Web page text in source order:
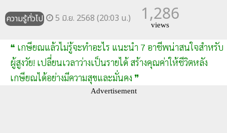
ความรู้ทั่วไป 5 มิ.ย. 2568 (20:03 น.) 1,286
views
❝ เกษียณแล้วไม่รู้จะทำอะไร แนะนำ 7 อาชีพน่าสนใจสำหรับ
ผู้สูงวัย! เปลี่ยนเวลาว่างเป็นรายได้ สร้างคุณค่าให้ชีวิตหลัง
เกษียณได้อย่างมีความสุขและมั่นคง ❞
Advertisement